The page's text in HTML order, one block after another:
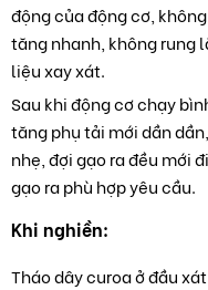
động của động cơ,
tăng nhanh, không rung
liệu xay xát.
Sau khi động cơ chạy
tăng phụ tải mới dần
nhẹ, đợi gạo ra đều mới
gạo ra phù hợp yêu cầu.
Khi nghiền:
Tháo dây curoa ở đầu